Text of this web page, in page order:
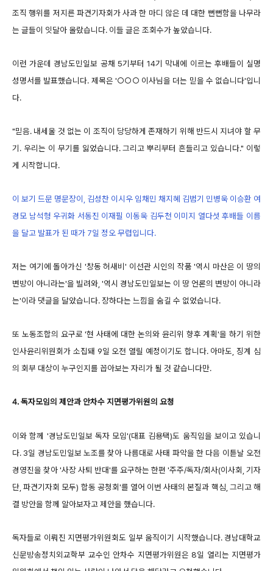
조직 행위를 저지른 파견기자회가 사과 한 마디 않은 데 대한 뻔뻔함을 나무라
는 글들이 잇달아 올랐습니다. 이들 글은 조회수가 높았습니다.
이런 가운데 경남도민일보 공채 5기부터 14기 막내에 이르는 후배들이 실명
성명서를 발표했습니다. 제목은 '○○○ 이사님을 더는 믿을 수 없습니다'입니
다.
"믿음. 내세울 것 없는 이 조직이 당당하게 존재하기 위해 반드시 지녀야 할 무
기. 우리는 이 무기를 잃었습니다. 그리고 뿌리부터 흔들리고 있습니다." 이렇
게 시작합니다.
이 보기 드문 명문장이, 김성찬 이시우 임채민 채지혜 김범기 민병욱 이승환 여
경모 남석형 우귀화 서동진 이재필 이동욱 김두천 이미지 열다섯 후배들 이름
을 달고 발표가 된 때가 7일 정오 무렵입니다.
저는 여기에 돌아가신 '창동 허새비' 이선관 시인의 작품 '역시 마산은 이 땅의
변방이 아니라는'을 빌려와, '역시 경남도민일보는 이 땅 언론의 변방이 아니라
는'이라 댓글을 달았습니다. 장하다는 느낌을 숨길 수 없었습니다.
또 노동조합의 요구로 '현 사태에 대한 논의와 윤리위 향후 계획'을 하기 위한
인사윤리위원회가 소집돼 9일 오전 열릴 예정이기도 합니다. 아마도, 징계 심
의 회부 대상이 누구인지를 꼽아보는 자리가 될 것 같습니다만.
4. 독자모임의 제안과 안차수 지면평가위원의 요청
이와 함께 '경남도민일보 독자 모임'(대표 김용택)도 움직임을 보이고 있습니
다. 3일 경남도민일보 노조를 찾아 나름대로 사태 파악을 한 다음 이튿날 오전
경영진을 찾아 '사장 사퇴 반대'를 요구하는 한편 '주주/독자/회사(이사회, 기자
단, 파견기자회 모두) 합동 공청회'를 열어 이번 사태의 본질과 핵심, 그리고 해
결 방안을 함께 알아보자고 제안을 했습니다.
독자들로 이뤄진 지면평가위원회도 일부 움직이기 시작했습니다. 경남대학교
신문방송정치외교학부 교수인 안차수 지면평가위원은 8일 열리는 지면평가